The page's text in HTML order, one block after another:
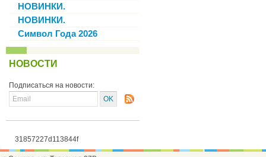
НОВИНКИ.
НОВИНКИ.
Символ Года 2026
НОВОСТИ
Подписаться на новости:
31857227d113844f